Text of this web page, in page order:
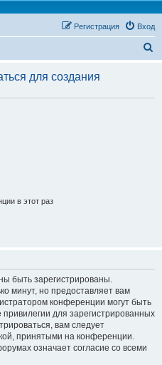
Вход
Регистрация
с
для создания
в этот раз
быть зарегистрированы.
минут, но предоставляет вам
конференции могут быть
для зарегистрированных
вам следует
принятыми на конференции.
означает согласие со всеми